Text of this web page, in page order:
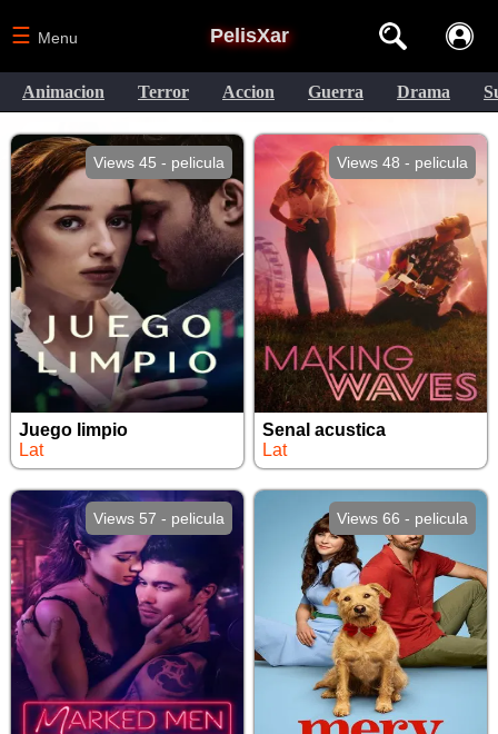
PelisXar
☰ Menu
Animacion Terror Accion Guerra Drama
Views 45 - pelicula
Juego limpio
Lat
Views 48 - pelicula
Senal acustica
Lat
Views 57 - pelicula Views 66 - pelicula